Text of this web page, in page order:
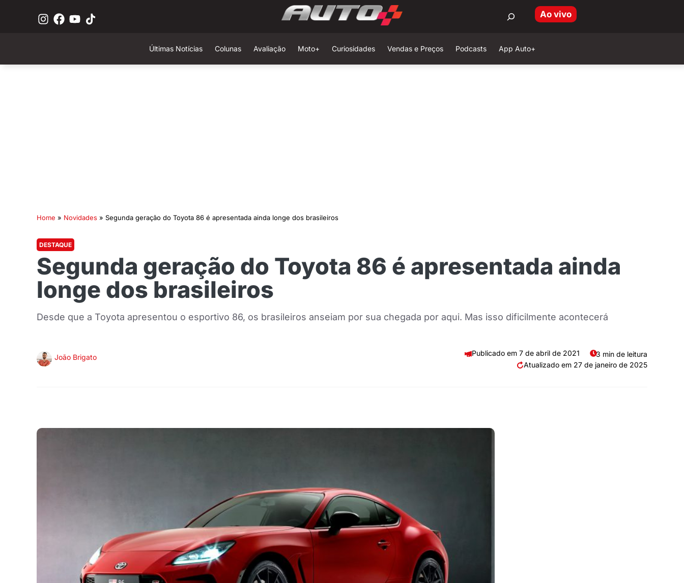
Ao vivo
Últimas Notícias Colunas Avaliação Moto+ Curiosidades Vendas e Preços Podcasts App Auto+
Home » Novidades » Segunda geração do Toyota 86 é apresentada ainda longe dos brasileiros
DESTAQUE
Segunda geração do Toyota 86 é apresentada ainda
longe dos brasileiros
Desde que a Toyota apresentou o esportivo 86, os brasileiros anseiam por sua chegada por aqui. Mas isso dificilmente acontecerá
João Brigato 7 de abril de 2021
3 min de leitura
27 de janeiro de 2025